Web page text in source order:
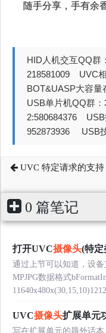
随手分享，手有余
HID人机交互QQ群
218581009 UVC
BOT&UASP大容
USB单片机QQ群
2:580684376 USB
952873936 USB
UVC 特定请求的支持
0 篇笔记
打开UVC摄像头(特定
通过上节可以知道，设
MPJPG数据格式
UVC摄像头扩展单元
写在扩展单元的题外话